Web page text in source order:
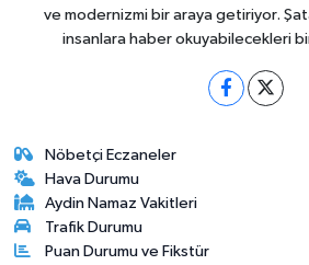
ve modernizmi bir araya getiriyor.
insanlara haber okuyabilecekleri
Nöbetçi Eczaneler
Hava Durumu
Aydin Namaz Vakitleri
Trafik Durumu
Puan Durumu ve Fikstür